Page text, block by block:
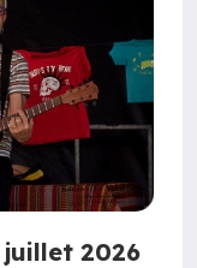
juillet 2026